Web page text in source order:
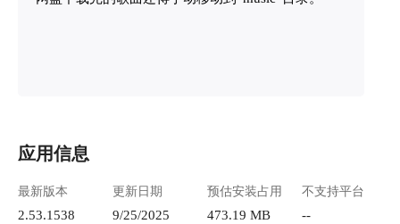
应用信息
最新版本
2.53.1538
更新日期
9/25/2025
预估安装占用
473.19 MB
不支持平台
--